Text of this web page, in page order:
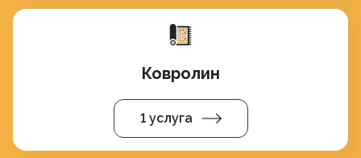
Ковролин
1 услуга